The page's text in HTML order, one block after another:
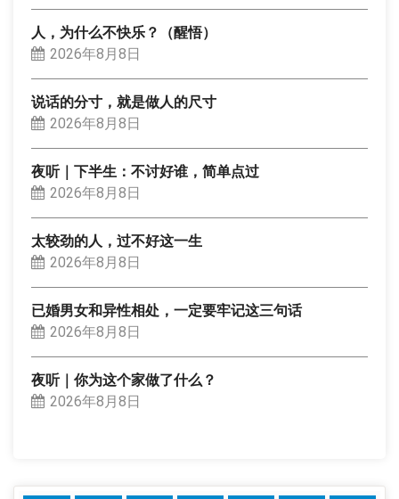
人，为什么不快乐？（醒悟）
2026年8月8日
说话的分寸，就是做人的尺寸
2026年8月8日
夜听｜下半生：不讨好谁，简单点过
2026年8月8日
太较劲的人，过不好这一生
2026年8月8日
已婚男女和异性相处，一定要牢记这三句话
2026年8月8日
夜听｜你为这个家做了什么？
2026年8月8日